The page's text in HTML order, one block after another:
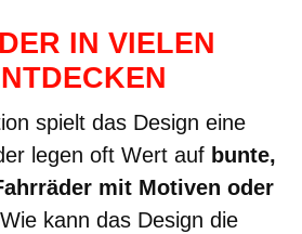
IN VIELEN
spielt das Design eine
legen oft Wert auf bunte,
mit Motiven oder
kann das Design die